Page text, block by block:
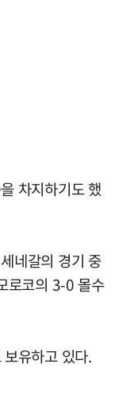
차지하기도 했
네갈의 경기 중
로코의 3-0 몰수
유하고 있다.